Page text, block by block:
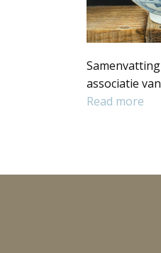
associatie
Read more